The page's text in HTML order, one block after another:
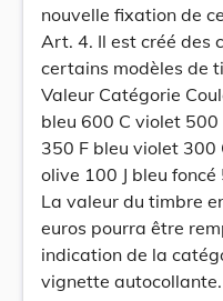
nouvelle fixation de
Art. 4. Il est créé des
certains modèles de
Valeur Catégorie
bleu 600 C violet
350 F bleu violet 300
olive 100 J bleu foncé
La valeur du timbre
euros pourra être
indication de la
vignette autocollante.